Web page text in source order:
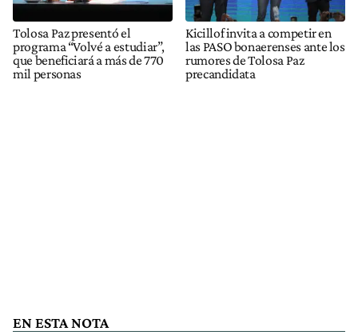
Tolosa Paz presentó el
programa “Volvé a estudiar”,
que beneficiará a más de 770
mil personas
Kicillof invita a competir en
las PASO bonaerenses ante los
rumores de Tolosa Paz
precandidata
EN ESTA NOTA